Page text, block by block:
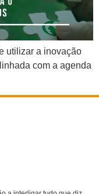
utilizar a inovação
com a agenda